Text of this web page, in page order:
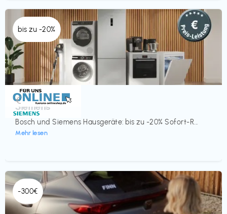
bis zu -20%
Küche & Haushalt
Siemens
Bosch und Siemens Hausgeräte: bis zu -20% Sofort-R...
Mehr lesen
€‎
-300€